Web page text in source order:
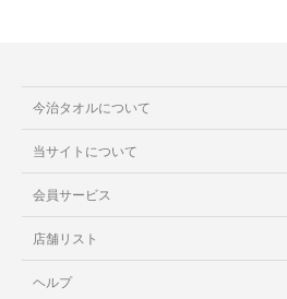
今治タオルについて
当サイトについて
会員サービス
店舗リスト
ヘルプ